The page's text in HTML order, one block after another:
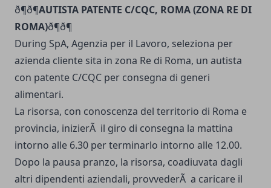
ð¶ð¶AUTISTA PATENTE C/CQC, ROMA (ZONA RE DI
ROMA)ð¶ð¶
During SpA, Agenzia per il Lavoro, seleziona per
azienda cliente sita in zona Re di Roma, un autista
con patente C/CQC per consegna di generi
alimentari.
La risorsa, con conoscenza del territorio di Roma e
provincia, inizierÃ il giro di consegna la mattina
intorno alle 6.30 per terminarlo intorno alle 12.00.
Dopo la pausa pranzo, la risorsa, coadiuvata dagli
altri dipendenti aziendali, provvederÃ a caricare il